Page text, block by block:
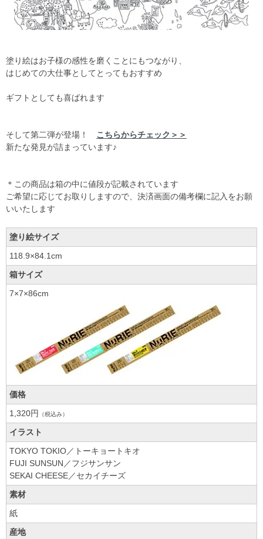
塗り絵はお子様の感性を磨くことにもつながり、
はじめての大仕事としてとってもおすすめ
ギフトとしても喜ばれます
そして第二弾が登場！ こちらからチェック＞＞
新たな発見が詰まっています♪
＊この商品は箱の中に値段が記載されています
ご希望に応じてお取りしますので、決済画面の備考欄に記入をお願
いいたします
塗り絵サイズ
118.9×84.1cm
箱サイズ
7×7×86cm
価格
1,320円
（税込み）
イラスト
TOKYO TOKIO／トーキョートキオ
FUJI SUNSUN／フジサンサン
SEKAI CHEESE／セカイチーズ
素材
紙
産地